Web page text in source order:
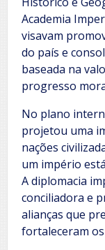
Academia
visavam
do país e
baseada na
progresso
No plano
projetou uma
nações
um império
A diplomacia
conciliadora e
alianças que
fortaleceram